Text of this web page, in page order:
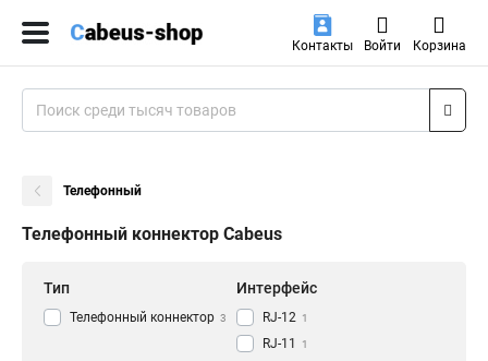
Контакты Войти Корзина
Телефонный
Телефонный коннектор Cabeus
Тип
Телефонный коннектор 3
Интерфейс
RJ-12 1
RJ-11 1